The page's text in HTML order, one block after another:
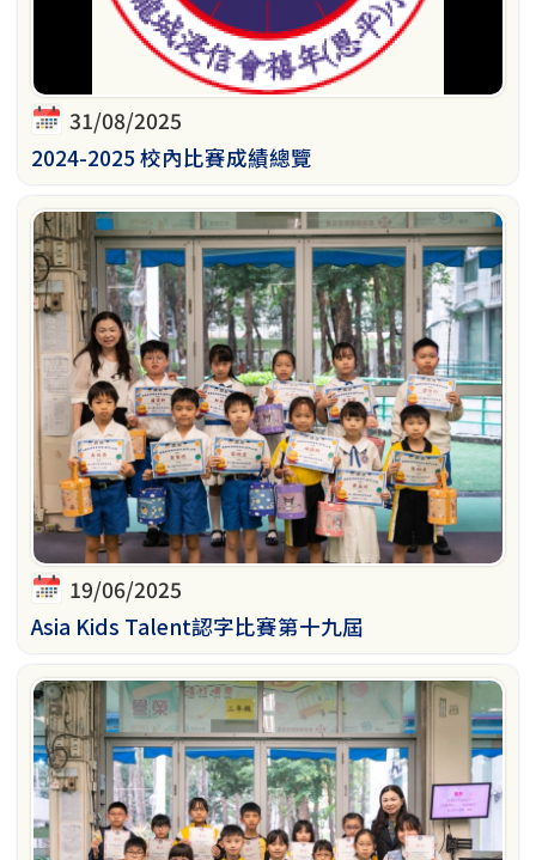
31/08/2025
2024-2025 校內比賽成績總覽
19/06/2025
Asia Kids Talent認字比賽第十九屆